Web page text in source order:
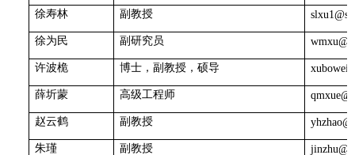
徐寿林 副教授
徐为民 副研究员
许波桅 博士，副教授，硕导
薛圻蒙 高级工程师
赵云鹤 副教授
朱瑾 副教授